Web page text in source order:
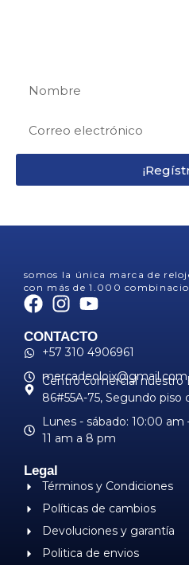
somos la única marca de
con más de 1.000
CONTACTO
+57 310 4906961
mercadeoloix@gmail.com
Centro comercial nuestro
86#55A-75, Segundo piso
Lunes - sábado: 10:00
11 am a 8 pm
Legal
Términos y Condiciones
Políticas de cambios
Devoluciones y garantía
Politica de envios